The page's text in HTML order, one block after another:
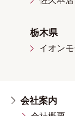
栃木県
イオン
会社案内